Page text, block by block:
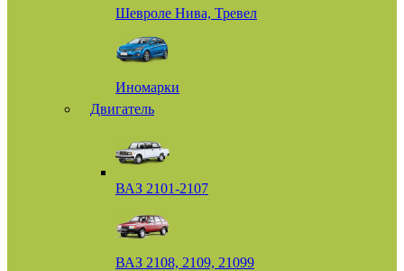
Шевроле Нива, Тревел
Иномарки
Двигатель
ВАЗ 2101-2107
ВАЗ 2108, 2109, 21099